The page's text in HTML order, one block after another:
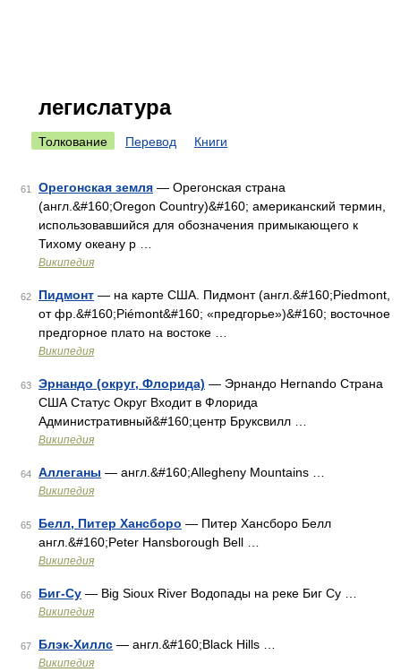
легислатура
Толкование Перевод Книги
61 Орегонская земля — Орегонская страна
(англ.&#160;Oregon Country)&#160; американский термин,
использовавшийся для обозначения примыкающего к
Тихому океану р …
Википедия
62 Пидмонт — на карте США. Пидмонт (англ.&#160;Piedmont,
от фр.&#160;Piémont&#160; «предгорье»)&#160; восточное
предгорное плато на востоке …
Википедия
63 Эрнандо (округ, Флорида) — Эрнандо Hernando Страна
США Статус Округ Входит в Флорида
Административный&#160;центр Бруксвилл …
Википедия
64 Аллеганы — англ.&#160;Allegheny Mountains …
Википедия
65 Белл, Питер Хансборо — Питер Хансборо Белл
англ.&#160;Peter Hansborough Bell …
Википедия
66 Биг-Су — Big Sioux River Водопады на реке Биг Су …
Википедия
67 Блэк-Хиллс — англ.&#160;Black Hills …
Википедия